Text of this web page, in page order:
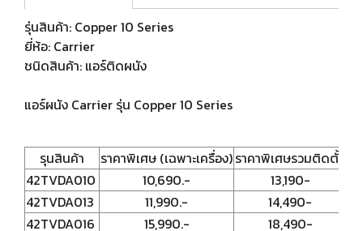
รุ่นสินค้า: Copper 10 Series
ยี่ห้อ: Carrier
ชนิดสินค้า: แอร์ติดผนัง
แอร์ผนัง Carrier รุ่น Copper 10 Series
รุนสินค้า ราคาพิเศษ (เฉพาะเครื่อง)ราคาพิเศษรวมติดตั้ง
42TVDA010
10,690.-
13,190-
42TVDA013
11,990.-
14,490-
42TVDA016
15,990.- 18,490-